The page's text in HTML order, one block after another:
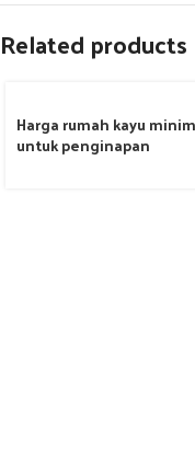
Related products
Harga rumah kayu
untuk penginapan